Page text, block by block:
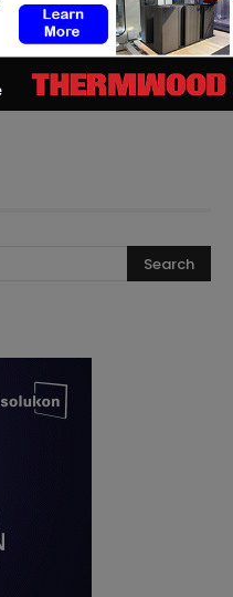
en FA : quand les
machines doivent
les utilisateurs